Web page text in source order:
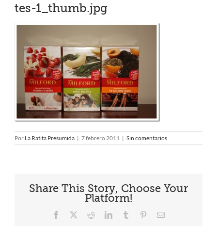
tes-1_thumb.jpg
Por La Ratita Presumida | 7 febrero 2011 | Sin comentarios
Share This Story, Choose Your
Platform!
Facebook RedditLinkedInTumblr PinterestCorreo